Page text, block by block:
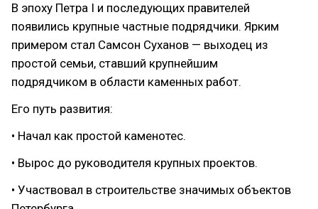
В эпоху Петра I и последующих правителей
появились крупные частные подрядчики. Ярким
примером стал Самсон Суханов — выходец из
простой семьи, ставший крупнейшим
подрядчиком в области каменных работ.
Его путь развития:
• Начал как простой каменотес.
• Вырос до руководителя крупных проектов.
• Участвовал в строительстве значимых объектов